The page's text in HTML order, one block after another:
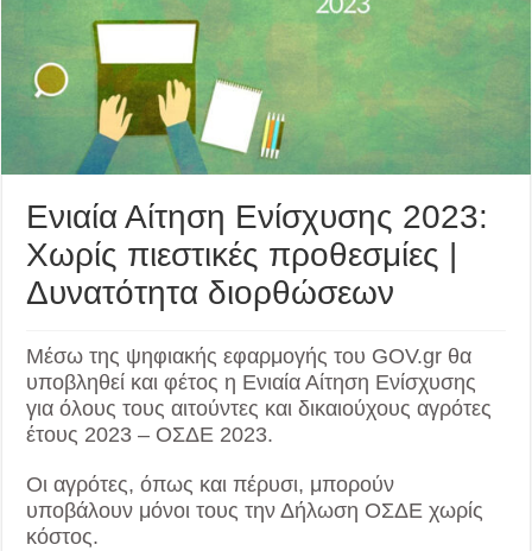
Ενιαία Αίτηση Ενίσχυσης 2023:
Χωρίς πιεστικές προθεσμίες |
Δυνατότητα διορθώσεων
Μέσω της ψηφιακής εφαρμογής του GOV.gr θα
υποβληθεί και φέτος η Ενιαία Αίτηση Ενίσχυσης
για όλους τους αιτούντες και δικαιούχους αγρότες
έτους 2023 – ΟΣΔΕ 2023.
Οι αγρότες, όπως και πέρυσι, μπορούν
υποβάλουν μόνοι τους την Δήλωση ΟΣΔΕ χωρίς
κόστος.